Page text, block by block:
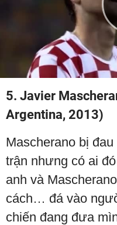
5. Javier
Argentina, 2013)
Mascherano bị
trận nhưng có ai
anh và
cách… đá vào
chiến đang đưa